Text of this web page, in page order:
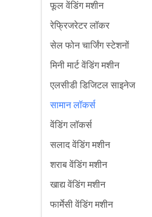
फूल वेंडिंग मशीन
रेफ्रिजरेटर लॉकर
सेल फोन चार्जिंग स्टेशनों
मिनी मार्ट वेंडिंग मशीन
एलसीडी डिजिटल साइनेज
सामान लॉकर्स
वेंडिंग लॉकर्स
सलाद वेंडिंग मशीन
शराब वेंडिंग मशीन
खाद्य वेंडिंग मशीन
फार्मेसी वेंडिंग मशीन